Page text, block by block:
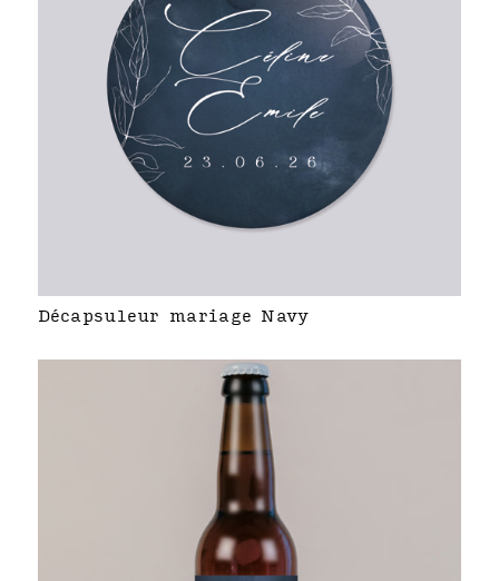
Décapsuleur mariage Navy